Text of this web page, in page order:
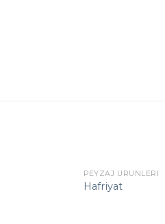
PEYZAJ ÜRÜNLERI
Hafriyat